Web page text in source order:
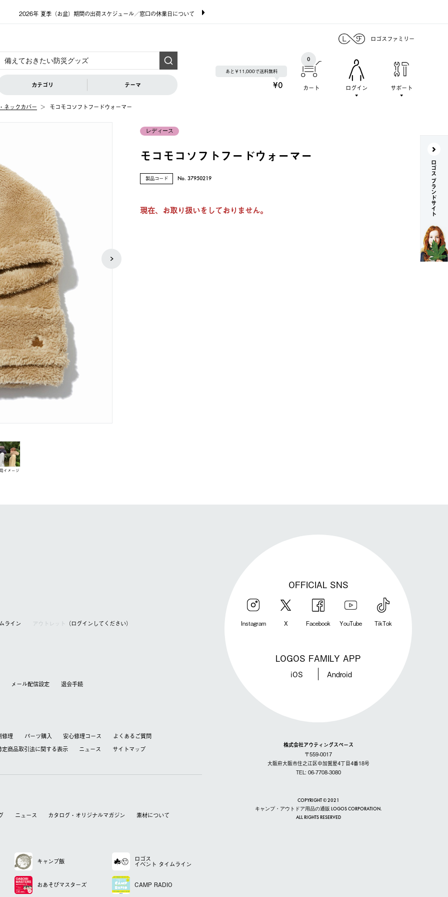
2026年 夏季（お盆）期間の出荷スケジュール／窓口の休業日について
ロゴスファミリー
カテゴリ テーマ
あと￥11,000で送料無料
¥0 カート
0
ログイン サポート
ネックカバー モコモコソフトフードウォーマー
イメージ
レディース
モコモコソフトフードウォーマー
製品コード No. 37950219
現在、お取り扱いをしておりません。
ライン アウトレット （ログインしてください）
メール配信設定 退会⼿続
修理 パーツ購入 安心修理コース
よくあるご質問
定商品取引法に関する表⽰
ニュース サイトマップ
ニュース カタログ・オリジナルマガジン 素材について
キャンプ飯 ロゴス
イベント タイムライン
おあそびマスターズ CAMP RADIO
OFFICIAL SNS
Instagram X Facebook YouTube TikTok
LOGOS FAMILY APP
iOS Android
株式会社アウティングスペース
〒559-0017
大阪府大阪市住之江区中加賀屋4丁目4番18号
TEL: 06-7708-3080
COPYRIGHT © 2021
キャンプ・アウトドア用品の通販 LOGOS CORPORATION.
ALL RIGHTS RESERVED
ロゴス ブランドサイト